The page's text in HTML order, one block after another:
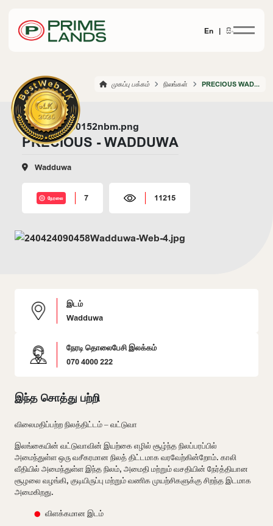
En | සිං
முகப்பு பக்கம் நிலங்கள் PRECIOUS WADDUWA
PRECIOUS - WADDUWA
Wadduwa
நேரலை 7 11215
இடம்
Wadduwa
நேரடி தொலைபேசி இலக்கம்
070 4000 222
இந்த சொத்து பற்றி
விலைமதிப்பற்ற நிலத்திட்டம் – வட்டுவா
இலங்கையின் வட்டுவாவின் இயற்கை எழில் சூழ்ந்த நிலப்பரப்பில்
அமைந்துள்ள ஒரு வசீகரமான நிலத் திட்டமாக வரவேற்கின்றோம். காலி
வீதியில் அமைந்துள்ள இந்த நிலம், அமைதி மற்றும் வசதியின் நேர்த்தியான
சூழலை வழங்கி, குடியிருப்பு மற்றும் வணிக முயற்சிகளுக்கு சிறந்த இடமாக
அமைகிறது.
விளக்கமான இடம்